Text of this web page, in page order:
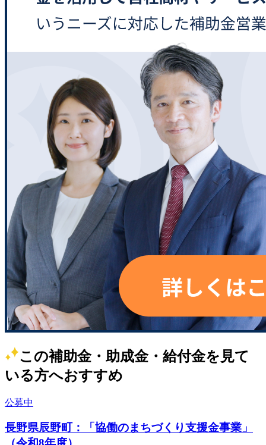
この補助金・助成金・給付金を見て
いる方へおすすめ
公募中
長野県辰野町：「協働のまちづくり支援金事業」